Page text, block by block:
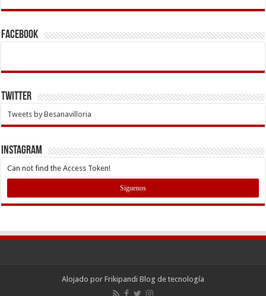
Facebook
Twitter
Tweets by Besanavilloria
INSTAGRAM
Can not find the Access Token!
Siguenos
Alojado por Frikipandi Blog de tecnología